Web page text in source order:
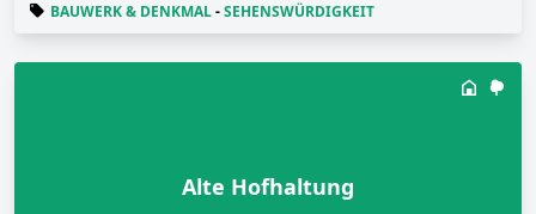
BAUWERK & DENKMAL-SEHENSWÜRDIGKEIT
Alte Hofhaltung